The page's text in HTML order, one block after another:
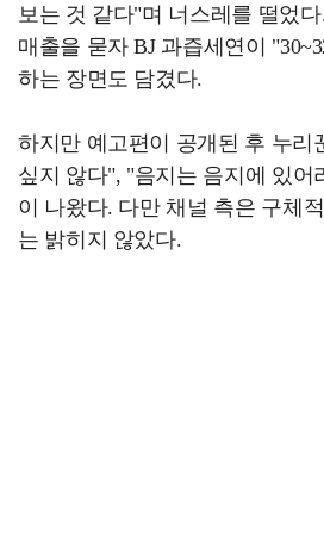
보는 것 같다"며 너스레를 떨었
매출을 묻자 BJ 과즙세연이
하는 장면도 담겼다.
하지만 예고편이 공개된 후 누리
싶지 않다", "음지는 음지에 있어
이 나왔다. 다만 채널 측은 구체
는 밝히지 않았다.